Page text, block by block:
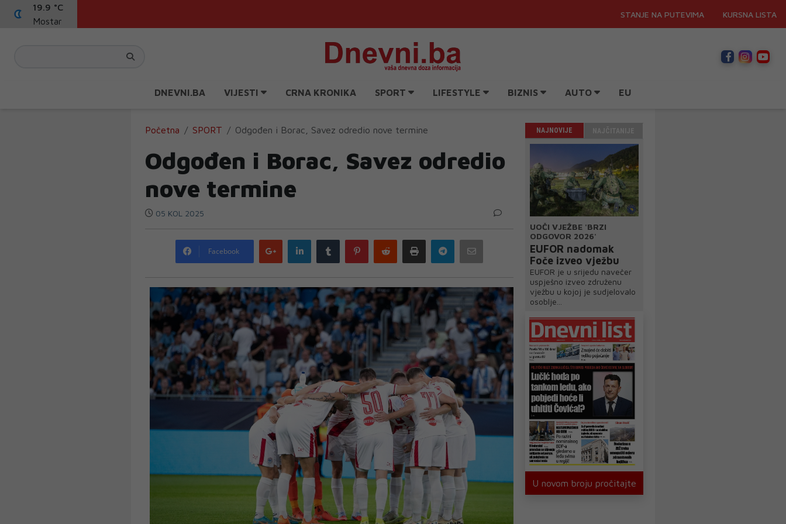
19.9 °C
Mostar
STANJE NA PUTEVIMA KURSNA LISTA
DNEVNI.BA VIJESTI CRNA KRONIKA SPORT LIFESTYLE BIZNIS AUTO EU
Početna SPORT Odgođen i Borac, Savez odredio nove termine
Odgođen i Borac, Savez odredio
nove termine
05 KOL 2025
Facebook
Google
plus
LinkedIn Tumblr PinterestReddit Print Telegram
NAJNOVIJE
UOČI VJEŽBE 'BRZI
ODGOVOR 2026'
EUFOR nadomak
Foče izveo vježbu
EUFOR je u srijedu navečer
uspješno izveo združenu
vježbu u kojoj je sudjelovalo
osoblje...
U novom broju pročitajte